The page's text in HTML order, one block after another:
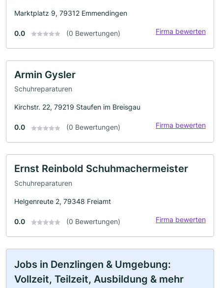
Marktplatz 9, 79312 Emmendingen
0.0 (0 Bewertungen) Firma bewerten
Armin Gysler
Schuhreparaturen
Kirchstr. 22, 79219 Staufen im Breisgau
0.0 (0 Bewertungen) Firma bewerten
Ernst Reinbold Schuhmachermeister
Schuhreparaturen
Helgenreute 2, 79348 Freiamt
0.0 (0 Bewertungen) Firma bewerten
Jobs in Denzlingen & Umgebung:
Vollzeit, Teilzeit, Ausbildung & mehr